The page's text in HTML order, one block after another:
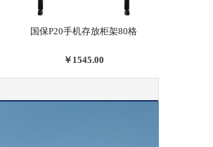
国保P20手机存放柜架80格
￥1545.00